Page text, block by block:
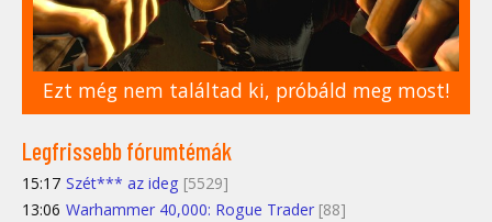
Ezt még nem találtad ki, próbáld meg most!
Legfrissebb fórumtémák
15:17 Szét*** az ideg [5529]
13:06 Warhammer 40,000: Rogue Trader [88]